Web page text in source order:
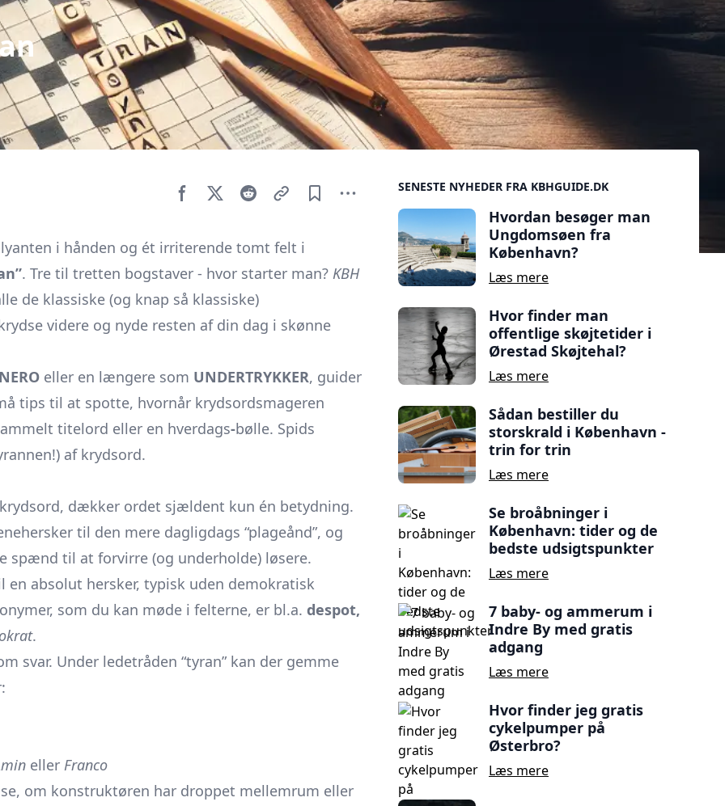
i hånden og ét irriterende tomt felt i
. Tre til tretten bogstaver - hvor starter man? KBH
de klassiske (og knap så klassiske)
videre og nyde resten af din dag i skønne
eller en længere som UNDERTRYKKER, guider
tips til at spotte, hvornår krydsordsmageren
titelord eller en hverdags-bølle. Spids
af krydsord.
dækker ordet sjældent kun én betydning.
til den mere dagligdags “plageånd”, og
til at forvirre (og underholde) løsere.
absolut hersker, typisk uden demokratisk
som du kan møde i felterne, er bl.a. despot,
.
svar. Under ledetråden “tyran” kan der gemme
eller Franco
om konstruktøren har droppet mellemrum eller
Sidebar
SENESTE NYHEDER FRA KBHGUIDE.DK
Hvordan besøger man
Ungdomsøen fra
København?
Læs mere
Hvor finder man
offentlige skøjtetider i
Ørestad Skøjtehal?
Læs mere
Sådan bestiller du
storskrald i København -
trin for trin
Læs mere
Se broåbninger i
København: tider og de
bedste udsigtspunkter
Læs mere
7 baby- og ammerum i
Indre By med gratis
adgang
Læs mere
Hvor finder jeg gratis
cykelpumper på
Østerbro?
Læs mere